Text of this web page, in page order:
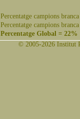
Percentatge campions
Percentatge campions
Percentatge Global = 22%
© 2005-2026 Institut